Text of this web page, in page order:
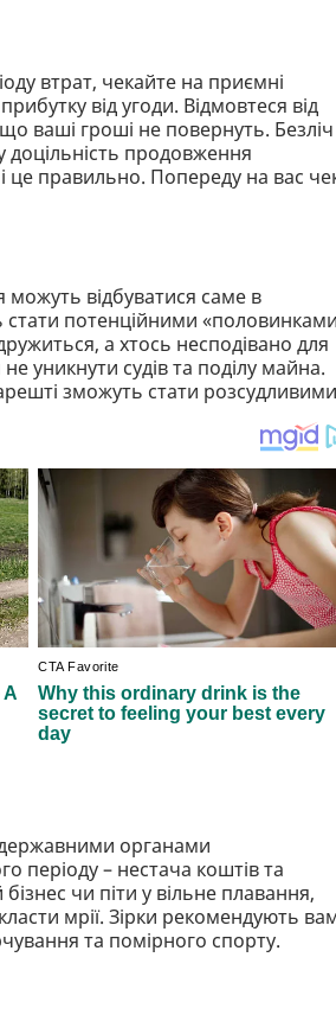
втрат, чекайте на приємні
від угоди. Відмовтеся від
ваші гроші не повернуть. Безліч
доцільність продовження
це правильно. Попереду на вас
можуть відбуватися саме в
стати потенційними
а хтось несподівано для
уникнути судів та поділу майна.
зможуть стати
державними органами
періоду – нестача коштів та
чи піти у вільне плавання,
мрії. Зірки рекомендують
та помірного спорту.